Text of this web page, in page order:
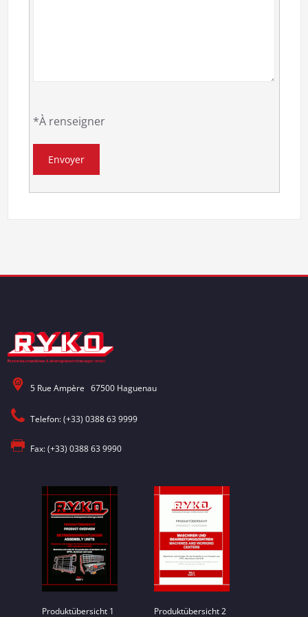
*À renseigner
5 Rue Ampère 67500 Haguenau
Telefon: (+33) 0388 63 9999
Fax: (+33) 0388 63 9990
Produktübersicht 1 Produktübersicht 2